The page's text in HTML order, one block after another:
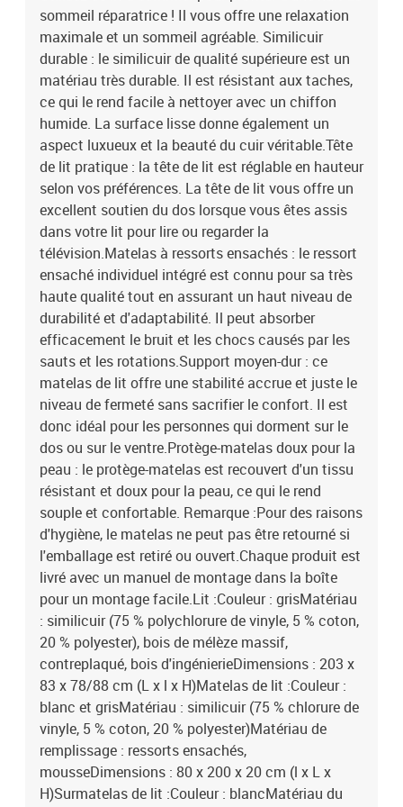
stabilité accrue et juste le niveau de fermeté sans sacrifier le
confort. Il est donc idéal pour les personnes qui dorment sur le dos
ou sur le ventre.Protège-matelas doux pour la peau : le protège-
matelas est recouvert d'un tissu résistant et doux pour la peau, ce
qui le rend souple et confortable. Remarque :Pour des raisons
d'hygiène, le matelas ne peut pas être retourné si l'emballage est
retiré ou ouvert.Chaque produit est livré avec un manuel de
montage dans la boîte pour un montage facile.Lit :Couleur :
grisMatériau : similicuir (75 % polychlorure de vinyle, 5 % coton, 20
% polyester), bois de mélèze massif, contreplaqué, bois
d'ingénierieDimensions : 203 x 83 x 78/88 cm (L x l x H)Matelas de
lit :Couleur : blanc et grisMatériau : similicuir (75 % chlorure de
vinyle, 5 % coton, 20 % polyester)Matériau de remplissage :
ressorts ensachés, mousseDimensions : 80 x 200 x 20 cm (l x L x
H)Surmatelas de lit :Couleur : blancMatériau du sur-matelas :
tissu (100 % polyester)Matériau de remplissage :
mousseDimensions : 80 x 200 x 5 cm (l x L x H)La livraison
contient :1 x cadre de lit1 x tête de lit avec oreilles1 x matelas1 x
surmatelas
sommeil réparatrice ! Il vous offre une relaxation
maximale et un sommeil agréable. Similicuir
durable : le similicuir de qualité supérieure est un
matériau très durable. Il est résistant aux taches,
ce qui le rend facile à nettoyer avec un chiffon
humide. La surface lisse donne également un
aspect luxueux et la beauté du cuir véritable.Tête
de lit pratique : la tête de lit est réglable en hauteur
selon vos préférences. La tête de lit vous offre un
excellent soutien du dos lorsque vous êtes assis
dans votre lit pour lire ou regarder la
télévision.Matelas à ressorts ensachés : le ressort
ensaché individuel intégré est connu pour sa très
haute qualité tout en assurant un haut niveau de
durabilité et d'adaptabilité. Il peut absorber
efficacement le bruit et les chocs causés par les
sauts et les rotations.Support moyen-dur : ce
matelas de lit offre une stabilité accrue et juste le
niveau de fermeté sans sacrifier le confort. Il est
donc idéal pour les personnes qui dorment sur le
dos ou sur le ventre.Protège-matelas doux pour la
peau : le protège-matelas est recouvert d'un tissu
résistant et doux pour la peau, ce qui le rend
souple et confortable. Remarque :Pour des raisons
d'hygiène, le matelas ne peut pas être retourné si
l'emballage est retiré ou ouvert.Chaque produit est
livré avec un manuel de montage dans la boîte
pour un montage facile.Lit :Couleur : grisMatériau
: similicuir (75 % polychlorure de vinyle, 5 % coton,
20 % polyester), bois de mélèze massif,
contreplaqué, bois d'ingénierieDimensions : 203 x
83 x 78/88 cm (L x l x H)Matelas de lit :Couleur :
blanc et grisMatériau : similicuir (75 % chlorure de
vinyle, 5 % coton, 20 % polyester)Matériau de
remplissage : ressorts ensachés,
mousseDimensions : 80 x 200 x 20 cm (l x L x
H)Surmatelas de lit :Couleur : blancMatériau du